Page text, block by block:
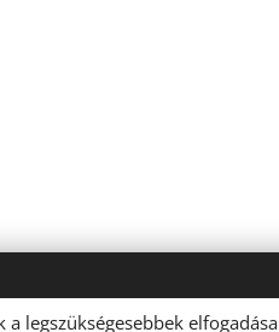
a legszükségesebbek elfogadása